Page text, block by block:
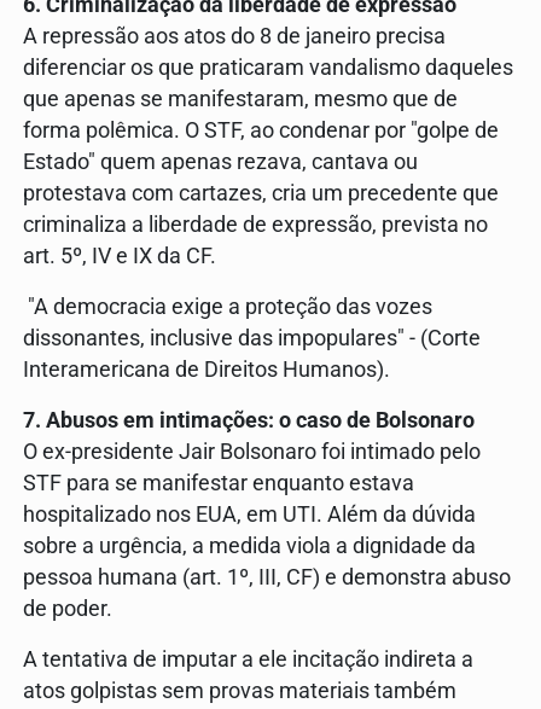
6. Criminalização da liberdade de expressão
A repressão aos atos do 8 de janeiro precisa
diferenciar os que praticaram vandalismo daqueles
que apenas se manifestaram, mesmo que de
forma polêmica. O STF, ao condenar por "golpe de
Estado" quem apenas rezava, cantava ou
protestava com cartazes, cria um precedente que
criminaliza a liberdade de expressão, prevista no
art. 5º, IV e IX da CF.
"A democracia exige a proteção das vozes
dissonantes, inclusive das impopulares" - (Corte
Interamericana de Direitos Humanos).
7. Abusos em intimações: o caso de Bolsonaro
O ex-presidente Jair Bolsonaro foi intimado pelo
STF para se manifestar enquanto estava
hospitalizado nos EUA, em UTI. Além da dúvida
sobre a urgência, a medida viola a dignidade da
pessoa humana (art. 1º, III, CF) e demonstra abuso
de poder.
A tentativa de imputar a ele incitação indireta a
atos golpistas sem provas materiais também